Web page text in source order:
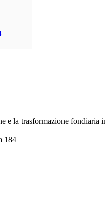
e la trasformazione fondiaria
184